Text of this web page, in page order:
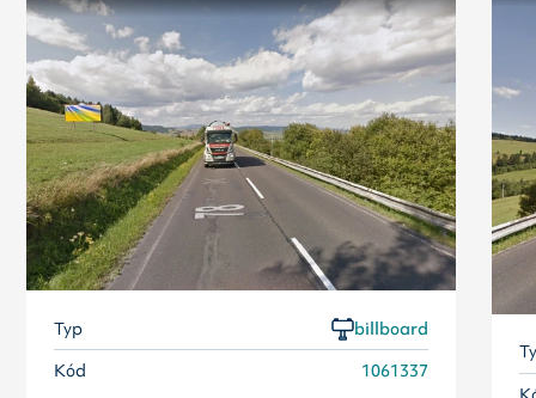
Typ
billboard
Kód
1061337